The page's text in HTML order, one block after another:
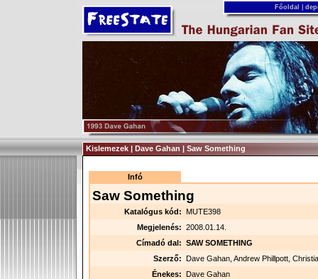
Főoldal
Kislemezek | Dave Gahan | Saw Something
Infó
Saw Something
Katalógus kód: MUTE398
Megjelenés: 2008.01.14.
Címadó dal: SAW SOMETHING
Szerző: Dave Gahan, Andrew Phillpott,
Énekes: Dave Gahan